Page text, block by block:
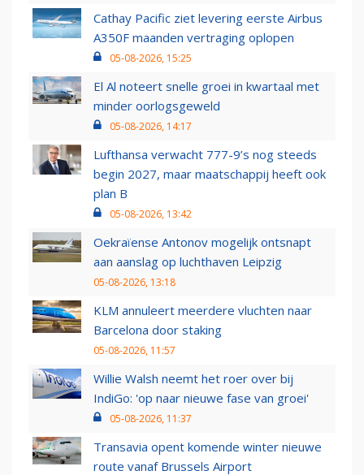
Cathay Pacific ziet levering eerste Airbus
A350F maanden vertraging oplopen
05-08-2026, 15:25
El Al noteert snelle groei in kwartaal met
minder oorlogsgeweld
05-08-2026, 14:17
Lufthansa verwacht 777-9’s nog steeds
begin 2027, maar maatschappij heeft ook
plan B
05-08-2026, 13:42
Oekraïense Antonov mogelijk ontsnapt
aan aanslag op luchthaven Leipzig
05-08-2026, 13:18
KLM annuleert meerdere vluchten naar
Barcelona door staking
05-08-2026, 11:57
Willie Walsh neemt het roer over bij
IndiGo: 'op naar nieuwe fase van groei'
05-08-2026, 11:37
Transavia opent komende winter nieuwe
route vanaf Brussels Airport